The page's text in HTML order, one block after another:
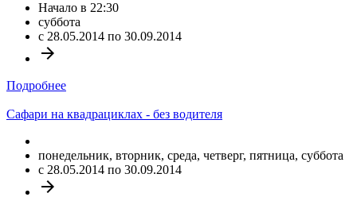
Начало в 22:30
суббота
c 28.05.2014 по 30.09.2014
arrow_forward
Подробнее
Сафари на квадрациклах - без водителя
понедельник, вторник, среда, четверг, пятница, суббота
c 28.05.2014 по 30.09.2014
arrow_forward